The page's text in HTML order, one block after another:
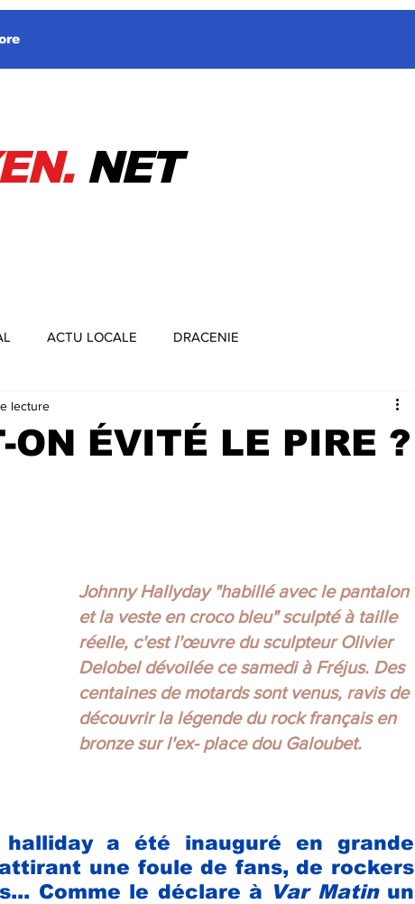
NET
ACTU LOCALE DRACENIE
BEAGLE !
ON ÉVITÉ LE PIRE ?
lecture
Johnny Hallyday "habillé avec le pantalon
et la veste en croco bleu" sculpté à taille
réelle, c'est l'œuvre du sculpteur Olivier
Delobel dévoilée ce samedi à Fréjus. Des
centaines de motards sont venus, ravis de
découvrir la légende du rock français en
bronze sur l'ex- place dou Galoubet.
a été inauguré en grande
une foule de fans, de rockers
Comme le déclare à Var Matin un